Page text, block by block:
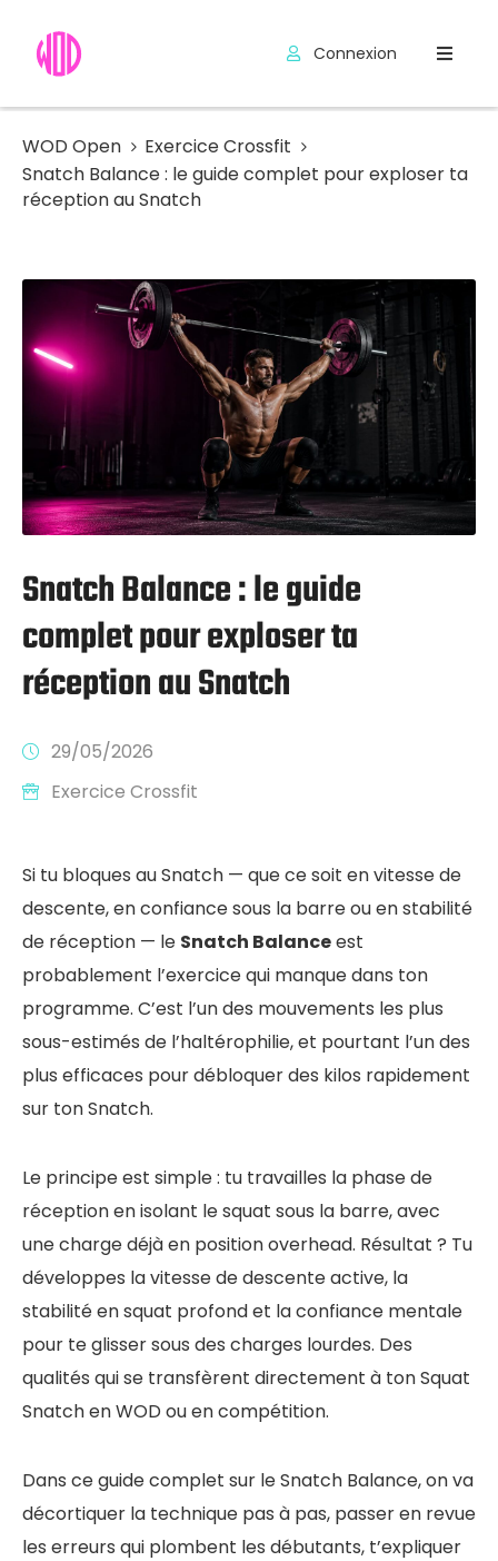
Hyrox
Programmes
Outils
Codes
Connexion
WOD Open
Exercice Crossfit
Snatch Balance : le guide complet pour exploser ta
réception au Snatch
Snatch Balance : le guide
complet pour exploser ta
réception au Snatch
29/05/2026
Exercice Crossfit
Si tu bloques au Snatch — que ce soit en vitesse de
descente, en confiance sous la barre ou en stabilité
de réception — le Snatch Balanceest
probablement l’exercice qui manque dans ton
programme. C’est l’un des mouvements les plus
sous-estimés de l’haltérophilie, et pourtant l’un des
plus efficaces pour débloquer des kilos rapidement
sur ton Snatch.
Le principe est simple : tu travailles la phase de
réception en isolant le squat sous la barre, avec
une charge déjà en position overhead. Résultat ? Tu
développes la vitesse de descente active, la
stabilité en squat profond et la confiance mentale
pour te glisser sous des charges lourdes. Des
qualités qui se transfèrent directement à ton Squat
Snatch en WOD ou en compétition.
Dans ce guide complet sur le Snatch Balance, on va
décortiquer la technique pas à pas, passer en revue
les erreurs qui plombent les débutants, t’expliquer